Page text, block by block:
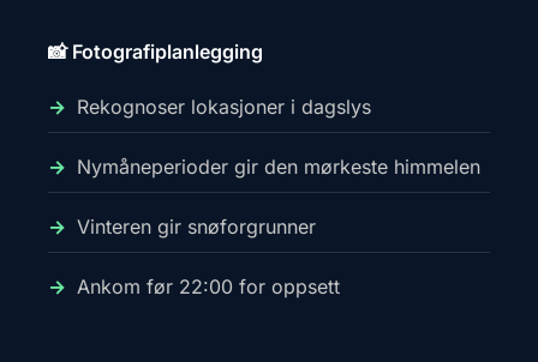
📸 Fotografiplanlegging
Rekognoser lokasjoner i dagslys
Nymåneperioder gir den mørkeste himmelen
Vinteren gir snøforgrunner
Ankom før 22:00 for oppsett